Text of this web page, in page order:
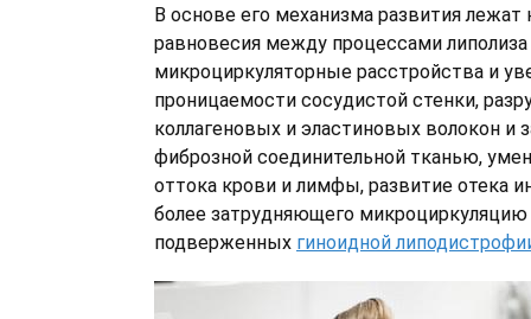
В основе его механизма развития лежат
равновесия между процессами липолиза
микроциркуляторные расстройства и
проницаемости сосудистой стенки,
коллагеновых и эластиновых волокон и
фиброзной соединительной тканью,
оттока крови и лимфы, развитие отека
более затрудняющего микроциркуляцию
подверженных гиноидной